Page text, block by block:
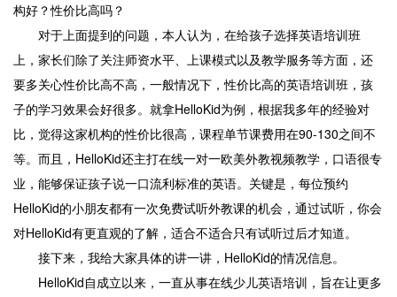
构好？性价比高吗？
对于上面提到的问题，本人认为，在给孩子选择英语培训班
上，家长们除了关注师资水平、上课模式以及教学服务等方面，还
要多关心性价比高不高，一般情况下，性价比高的英语培训班，孩
子的学习效果会好很多。就拿HelloKid为例，根据我多年的经验对
比，觉得这家机构的性价比很高，课程单节课费用在90-130之间不
等。而且，HelloKid还主打在线一对一欧美外教视频教学，口语很专
业，能够保证孩子说一口流利标准的英语。关键是，每位预约
HelloKid的小朋友都有一次免费试听外教课的机会，通过试听，你会
对HelloKid有更直观的了解，适合不适合只有试听过后才知道。
接下来，我给大家具体的讲一讲，HelloKid的情况信息。
HelloKid自成立以来，一直从事在线少儿英语培训，旨在让更多